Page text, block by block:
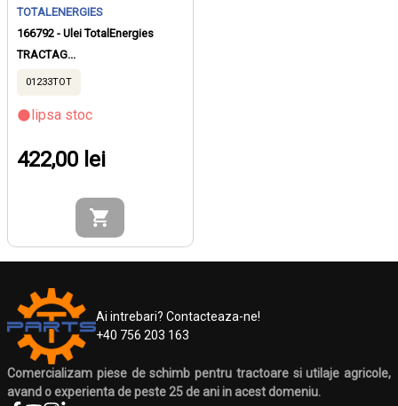
TOTALENERGIES
166792 - Ulei TotalEnergies
TRACTAG...
01233TOT
lipsa stoc
422,00 lei
Ai intrebari? Contacteaza-ne!
+40 756 203 163
Comercializam piese de schimb pentru tractoare si utilaje agricole,
avand o experienta de peste 25 de ani in acest domeniu.